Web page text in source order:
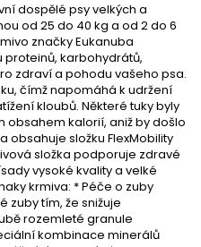
dospělé psy velkých a
od 25 do 40 kg a od 2 do 6
značky Eukanuba
karbohydrátů,
zdraví a pohodu vašeho psa.
čímž napomáhá k udržení
kloubů. Některé tuky byly
obsahem kalorií, aniž by došlo
obsahuje složku FlexMobility
složka podporuje zdravé
vysoké kvality a velké
krmiva: * Péče o zuby
zuby tím, že snižuje
rozemleté granule
kombinace minerálů